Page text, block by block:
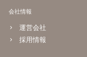
会社情報
運営会社
採用情報